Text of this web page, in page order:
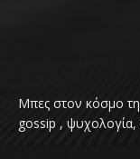
Μπες στον κόσμο
gossip ,